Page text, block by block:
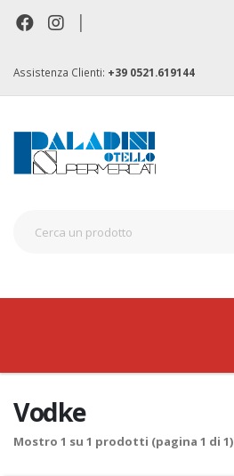
|
Assistenza Clienti: +39 0521.619144
Vodke
Mostro 1 su 1 prodotti (pagina 1 di 1)